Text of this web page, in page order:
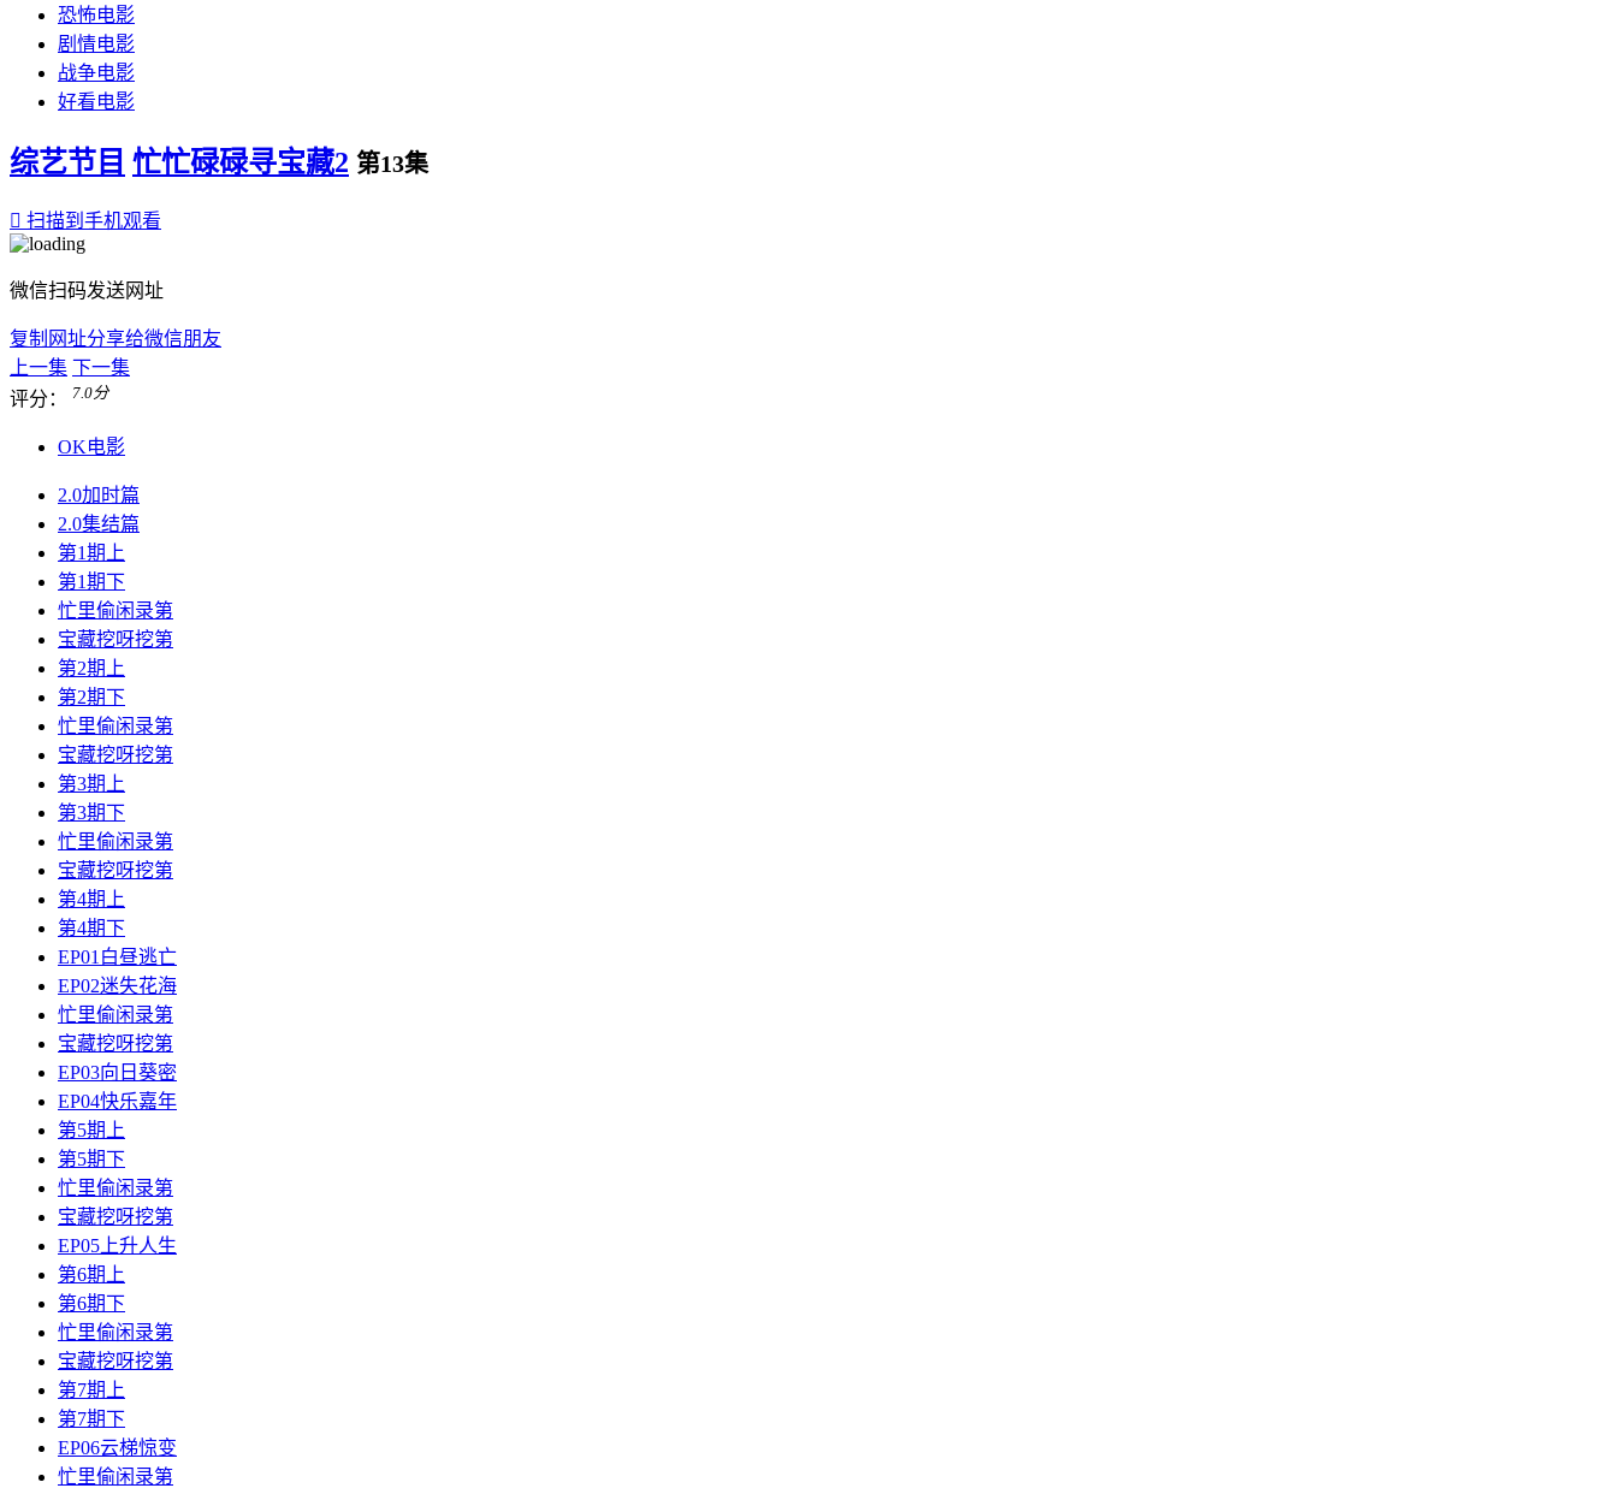
恐怖电影
剧情电影
战争电影
好看电影
综艺节目 忙忙碌碌寻宝藏2 第13集
 扫描到手机观看
微信扫码发送网址
复制网址分享给微信朋友
上一集 下一集
评分：
7.0分
OK电影
2.0加时篇
2.0集结篇
第1期上
第1期下
忙里偷闲录第
宝藏挖呀挖第
第2期上
第2期下
忙里偷闲录第
宝藏挖呀挖第
第3期上
第3期下
忙里偷闲录第
宝藏挖呀挖第
第4期上
第4期下
EP01白昼逃亡
EP02迷失花海
忙里偷闲录第
宝藏挖呀挖第
EP03向日葵密
EP04快乐嘉年
第5期上
第5期下
忙里偷闲录第
宝藏挖呀挖第
EP05上升人生
第6期上
第6期下
忙里偷闲录第
宝藏挖呀挖第
第7期上
第7期下
EP06云梯惊变
忙里偷闲录第